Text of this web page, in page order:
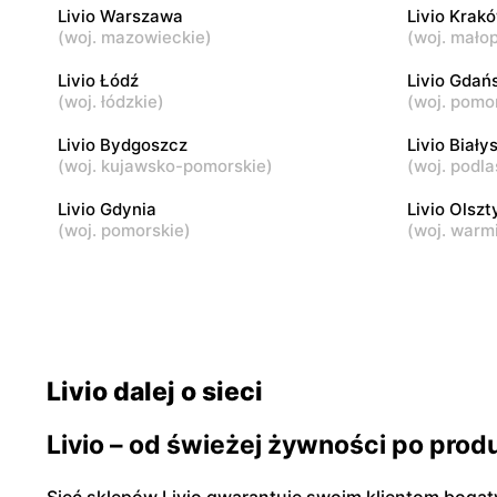
Livio
Karczew, ul. Rynek Zygmunta Starego 2
Livio
Dobczyn,
Livio
Małopole, ul. Wincentego Witosa 3
Livio
Góra
Livio Warszawa
(woj. mazowieckie)
Livio
(woj.
Livio Łódź
(woj. łódzkie)
Livio
(woj.
Livio Bydgoszcz
(woj. kujawsko-pomorskie)
Livio
(woj.
Livio Gdynia
(woj. pomorskie)
Livio
(woj.
Livio dalej o sieci
Livio – od świeżej żywności po